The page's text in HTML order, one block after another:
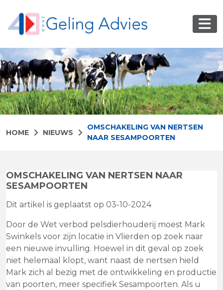
HOME NIEUWS
OMSCHAKELING VAN NERTSEN
NAAR SESAMPOORTEN
OMSCHAKELING VAN NERTSEN NAAR
SESAMPOORTEN
Dit artikel is geplaatst op 03-10-2024
Door de Wet verbod pelsdierhouderij moest Mark
Swinkels voor zijn locatie in Vlierden op zoek naar
een nieuwe invulling. Hoewel in dit geval op zoek
niet helemaal klopt, want naast de nertsen hield
Mark zich al bezig met de ontwikkeling en productie
van poorten, meer specifiek Sesampoorten. Als u